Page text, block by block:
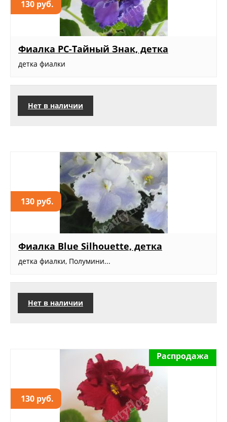
130 руб.
Фиалка РС-Тайный Знак, детка
детка фиалки
Нет в наличии
130 руб.
Фиалка Blue Silhouette, детка
детка фиалки, Полумини...
Нет в наличии
130 руб.
Распродажа